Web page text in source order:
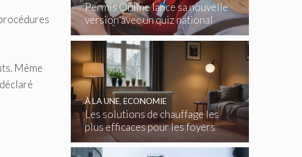
Même
Permis Online lance sa nouvelle
version avec un quiz national
gratuit
Les solutions de chauffage les
plus efficaces pour les foyers
belges
À LA UNE, ECONOMIE